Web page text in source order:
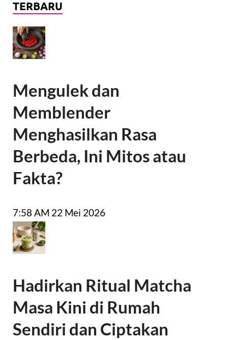
TERBARU
Mengulek dan
Memblender
Menghasilkan Rasa
Berbeda, Ini Mitos atau
Fakta?
7:58 AM 22 Mei 2026
Hadirkan Ritual Matcha
Masa Kini di Rumah
Sendiri dan Ciptakan